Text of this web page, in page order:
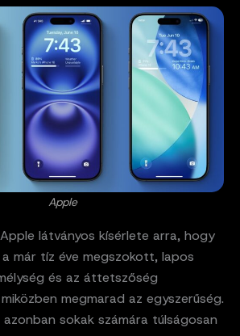
Apple
látványos kísérlete arra, hogy
már tíz éve megszokott, lapos
és az áttetszőség
megmarad az egyszerűség.
azonban sokak számára túlságosan